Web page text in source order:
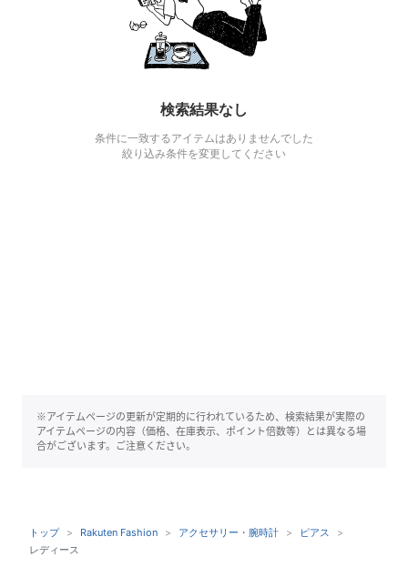
検索結果なし
条件に一致するアイテムはありませんでした
絞り込み条件を変更してください
※アイテムページの更新が定期的に行われているため、検索結果が実際の
アイテムページの内容（価格、在庫表示、ポイント倍数等）とは異なる場
合がございます。ご注意ください。
トップ Rakuten Fashion アクセサリー・腕時計
ピアス
レディース